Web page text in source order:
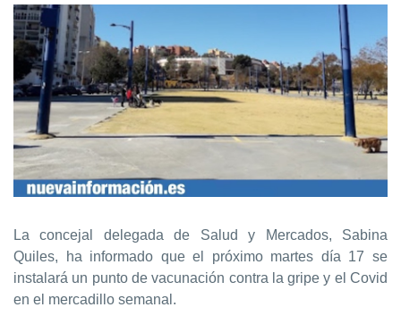
La concejal delegada de Salud y Mercados, Sabina
Quiles, ha informado que el próximo martes día 17 se
instalará un punto de vacunación contra la gripe y el Covid
en el mercadillo semanal.